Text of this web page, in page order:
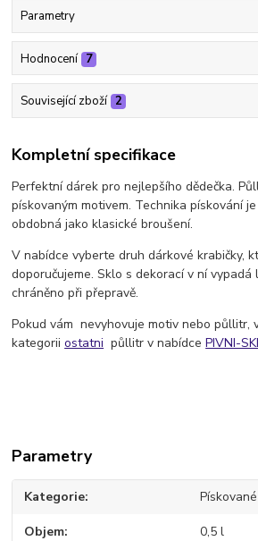
Parametry
Hodnocení 7
Související zboží 2
Kompletní specifikace
Perfektní dárek pro nejlepšího dědečka.
pískovaným motivem. Technika pískování
obdobná jako klasické broušení.
V nabídce vyberte druh dárkové krabičky,
doporučujeme. Sklo s dekorací v ní vypadá
chráněno při přepravě.
Pokud vám nevyhovuje motiv nebo půllitr,
kategoriiostatni půllitr v nabídcePIVNI-
Parametry
Kategorie
Objem 0,5 l